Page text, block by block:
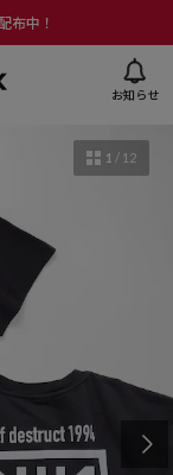
布中！
お知らせ
1 / 12